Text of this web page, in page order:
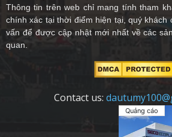
Quảng cáo
Thông tin trên web chỉ mang tính tham
chính xác tại thời điểm hiện tại, quý khách
vấn để được cập nhật mới nhất về các
quan.
Contact us: